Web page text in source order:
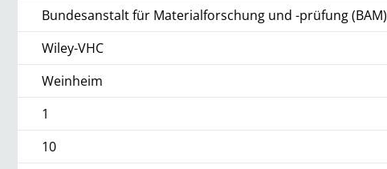
Bundesanstalt für Materialforschung und -prüfung (BAM)
Wiley-VHC
Weinheim
1
10